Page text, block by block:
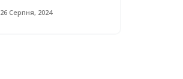
26 Серпня, 2024